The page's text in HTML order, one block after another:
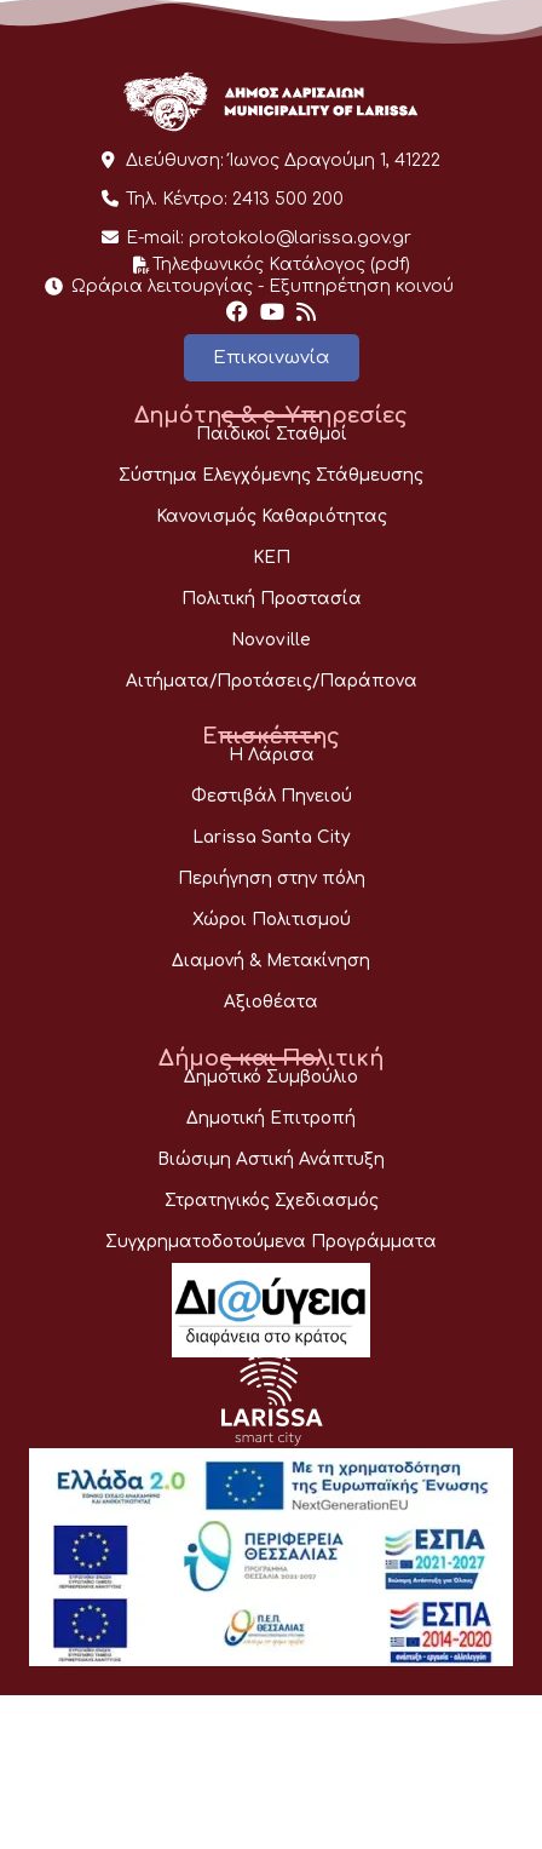
Διεύθυνση: Ίωνος Δραγούμη 1, 41222
Τηλ. Κέντρο: 2413 500 200
E-mail: protokolo@larissa.gov.gr
Τηλεφωνικός Κατάλογος (pdf)
Ωράρια λειτουργίας - Eξυπηρέτηση κοινού
Επικοινωνία
Δημότης & e-Υπηρεσίες
Παιδικοί Σταθμοί
Σύστημα Ελεγχόμενης Στάθμευσης
Κανονισμός Καθαριότητας
ΚΕΠ
Πολιτική Προστασία
Novoville
Αιτήματα/Προτάσεις/Παράπονα
Επισκέπτης
Η Λάρισα
Φεστιβάλ Πηνειού
Larissa Santa City
Περιήγηση στην πόλη
Χώροι Πολιτισμού
Διαμονή & Μετακίνηση
Αξιοθέατα
Δήμος και Πολιτική
Δημοτικό Συμβούλιο
Δημοτική Επιτροπή
Βιώσιμη Αστική Ανάπτυξη
Στρατηγικός Σχεδιασμός
Συγχρηματοδοτούμενα Προγράμματα